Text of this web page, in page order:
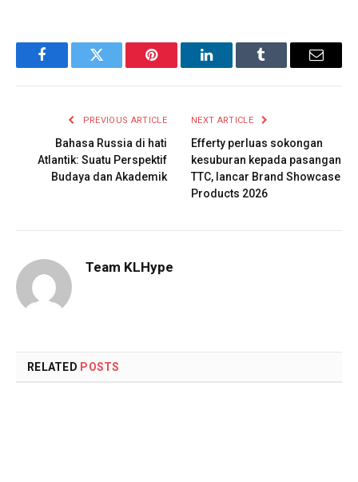
FacebookTwitter Pinterest LinkedInTumblr Email
PREVIOUS ARTICLE
Bahasa Russia di hati
Atlantik: Suatu Perspektif
Budaya dan Akademik
NEXT ARTICLE
Efferty perluas sokongan
kesuburan kepada pasangan
TTC, lancar Brand Showcase
Products 2026
Team KLHype
RELATED POSTS